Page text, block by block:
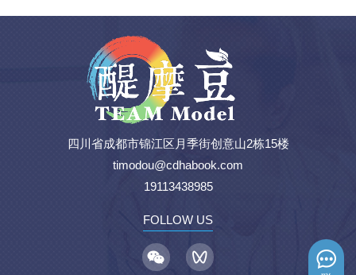
四川省成都市锦江区月季街创意山2栋15楼
timodou@cdhabook.com
19113438985
FOLLOW US